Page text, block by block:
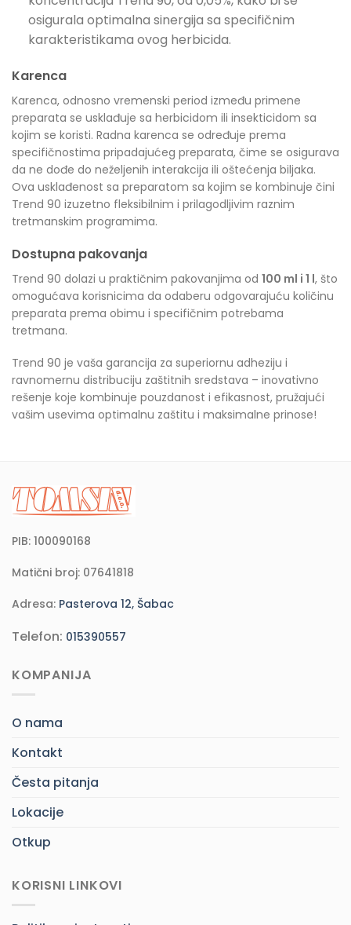
osigurala optimalna sinergija sa specifičnim
karakteristikama ovog herbicida.
Karenca
Karenca, odnosno vremenski period između primene
preparata se usklađuje sa herbicidom ili insekticidom sa
kojim se koristi. Radna karenca se određuje prema
specifičnostima pripadajućeg preparata, čime se osigurava
da ne dođe do neželjenih interakcija ili oštećenja biljaka.
Ova usklađenost sa preparatom sa kojim se kombinuje čini
Trend 90 izuzetno fleksibilnim i prilagodljivim raznim
tretmanskim programima.
Dostupna pakovanja
Trend 90 dolazi u praktičnim pakovanjima od 100 ml i 1 l, što
omogućava korisnicima da odaberu odgovarajuću količinu
preparata prema obimu i specifičnim potrebama
tretmana.
Trend 90 je vaša garancija za superiornu adheziju i
ravnomernu distribuciju zaštitnih sredstava – inovativno
rešenje koje kombinuje pouzdanost i efikasnost, pružajući
vašim usevima optimalnu zaštitu i maksimalne prinose!
PIB: 100090168
Matični broj: 07641818
Adresa: Pasterova 12, Šabac
Telefon: 015390557
KOMPANIJA
O nama
Kontakt
Česta pitanja
Lokacije
Otkup
KORISNI LINKOVI